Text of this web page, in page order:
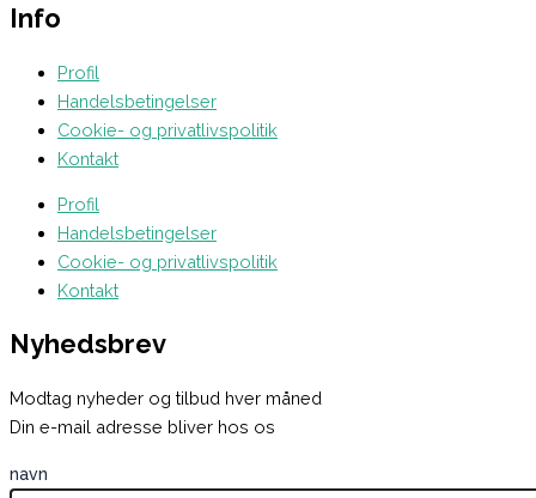
Info
Profil
Handelsbetingelser
Cookie- og privatlivspolitik
Kontakt
Profil
Handelsbetingelser
Cookie- og privatlivspolitik
Kontakt
Nyhedsbrev
Modtag nyheder og tilbud hver måned
Din e-mail adresse bliver hos os
navn